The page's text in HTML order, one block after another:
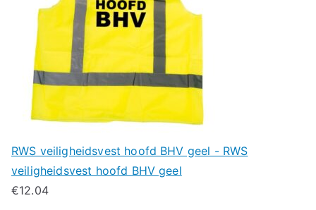
RWS veiligheidsvest hoofd BHV geel - RWS
veiligheidsvest hoofd BHV geel
€12.04